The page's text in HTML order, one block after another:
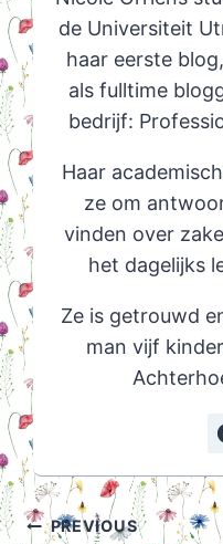
de Universiteit
haar eerste
als fulltime
bedrijf:
Haar
ze om
vinden over
het dagelijks
Ze is getrouwd
man vijf
Post
PREVIOUS